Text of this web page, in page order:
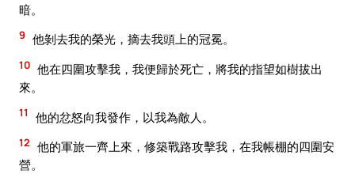
暗。
9 他剝去我的榮光，摘去我頭上的冠冕。
10 他在四圍攻擊我，我便歸於死亡，將我的指望如樹拔出
來。
11 他的忿怒向我發作，以我為敵人。
12 他的軍旅一齊上來，修築戰路攻擊我，在我帳棚的四圍安
營。